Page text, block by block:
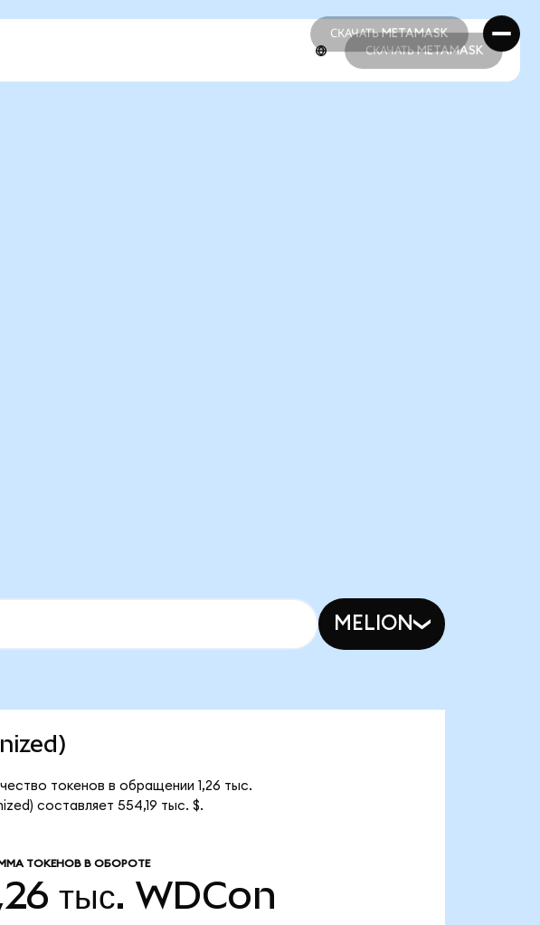
СКАЧАТЬ METAMASK
СКАЧАТЬ METAMASK
СКАЧАТЬ METAMASK
MELION
токенов в обращении 1,26 тыс.
составляет 554,19 тыс. $.
ТОКЕНОВ В ОБОРОТЕ
тыс. WDCon